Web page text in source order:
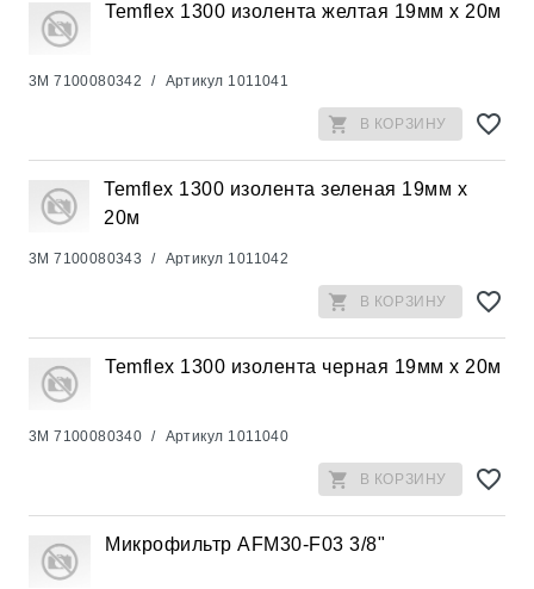
Temflex 1300 изолента желтая 19мм x 20м
3M 7100080342 / Артикул 1011041
В КОРЗИНУ
Temflex 1300 изолента зеленая 19мм x
20м
3M 7100080343 / Артикул 1011042
В КОРЗИНУ
Temflex 1300 изолента черная 19мм x 20м
3M 7100080340 / Артикул 1011040
В КОРЗИНУ
Микрофильтр AFM30-F03 3/8"